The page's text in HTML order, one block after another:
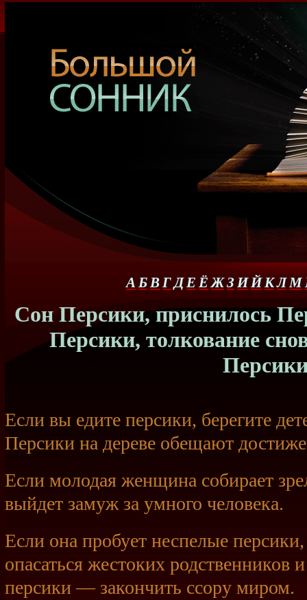
А БВГДЕ Ё ЖЗ ИЙКЛМ
Сон Персики, приснилось
Персики, толкование
Если вы едите персики, берегите
Персики на дереве обещают
Если молодая женщина собирает
выйдет замуж за умного человека.
Если она пробует неспелые персики,
опасаться жестоких родственников
персики — закончить ссору миром.